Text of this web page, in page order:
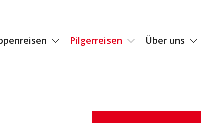
Pilgerreisen
Über uns